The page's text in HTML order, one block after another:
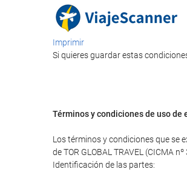
Imprimir
Si quieres guardar estas
Términos y condiciones de uso de
Los términos y condiciones que se
de TOR GLOBAL TRAVEL (CICMA nº
Identificación de las partes: